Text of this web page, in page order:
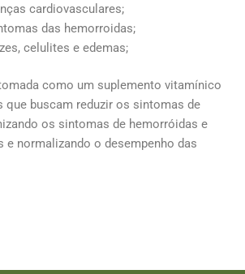
cardiovasculares;
das hemorroidas;
celulites e edemas;
como um suplemento vitamínico
que buscam reduzir os sintomas de
os sintomas de hemorróidas e
e normalizando o desempenho das